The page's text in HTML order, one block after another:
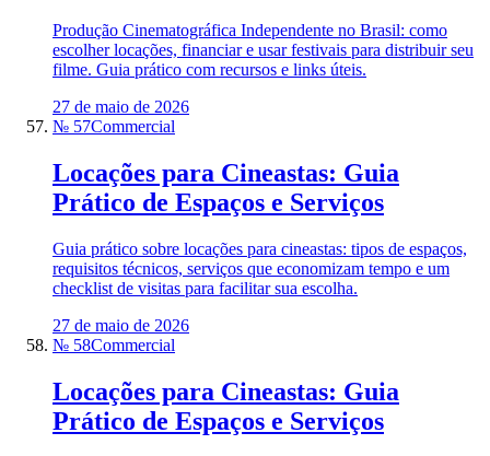
Produção Cinematográfica Independente no Brasil: como
escolher locações, financiar e usar festivais para distribuir seu
filme. Guia prático com recursos e links úteis.
27 de maio de 2026
№ 57Commercial
Locações para Cineastas: Guia
Prático de Espaços e Serviços
Guia prático sobre locações para cineastas: tipos de espaços,
requisitos técnicos, serviços que economizam tempo e um
checklist de visitas para facilitar sua escolha.
27 de maio de 2026
№ 58Commercial
Locações para Cineastas: Guia
Prático de Espaços e Serviços